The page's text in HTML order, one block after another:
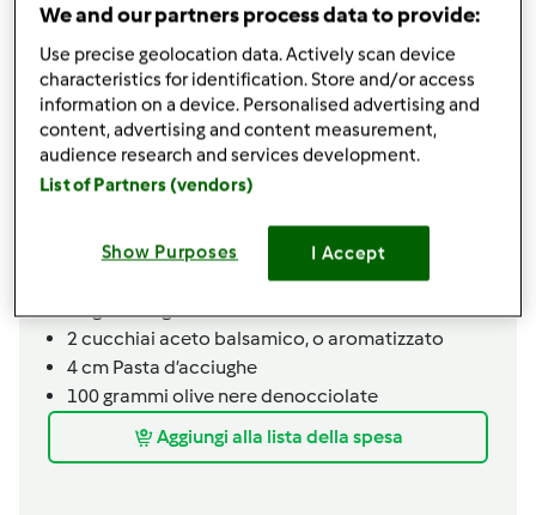
100goccioricotta di pecora
100grammiprosciutto cotto
300grammicarpaccio di manzo
1bustinazafferano
1cucchiaio colmopangrattato
1uovo
q.b.latte
sale
2 cucchiai aceto balsamico,o aromatizzato
4cm Pasta d’acciughe
100grammi olive nere denocciolate
Aggiungi alla lista della spesa
We and our partners process data to provide:
Use precise geolocation data. Actively scan device
characteristics for identification. Store and/or access
information on a device. Personalised advertising and
content, advertising and content measurement,
audience research and services development.
List of Partners (vendors)
Show Purposes I Accept